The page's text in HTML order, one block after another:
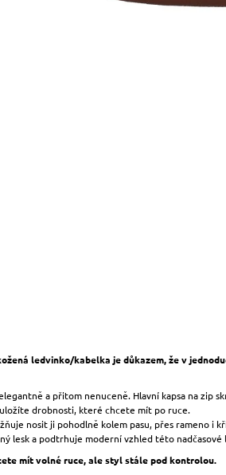
ledvinko/kabelka je důkazem, že v
a přitom nenuceně. Hlavní kapsa na zip
uložíte drobnosti, které chcete mít po ruce.
nosit ji pohodlně kolem pasu, přes rameno i
lesk a podtrhuje moderní vzhled této nadčasové
mít volné ruce, ale styl stále pod kontrolou.